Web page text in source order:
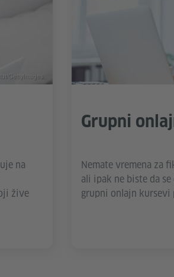
na
žive
GettyImages
Grupni
Nemate vremena za
ali ipak ne biste da
grupni onlajn kursevi